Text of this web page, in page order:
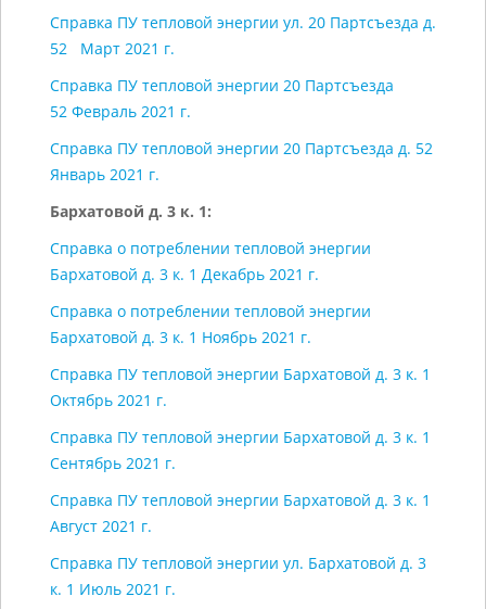
Справка ПУ тепловой энергии ул. 20 Партсъезда д.
52 Март 2021 г.
Справка ПУ тепловой энергии 20 Партсъезда
52 Февраль 2021 г.
Справка ПУ тепловой энергии 20 Партсъезда д. 52
Январь 2021 г.
Бархатовой д. 3 к. 1:
Справка о потреблении тепловой энергии
Бархатовой д. 3 к. 1 Декабрь 2021 г.
Справка о потреблении тепловой энергии
Бархатовой д. 3 к. 1 Ноябрь 2021 г.
Справка ПУ тепловой энергии Бархатовой д. 3 к. 1
Октябрь 2021 г.
Справка ПУ тепловой энергии Бархатовой д. 3 к. 1
Сентябрь 2021 г.
Справка ПУ тепловой энергии Бархатовой д. 3 к. 1
Август 2021 г.
Справка ПУ тепловой энергии ул. Бархатовой д. 3
к. 1 Июль 2021 г.